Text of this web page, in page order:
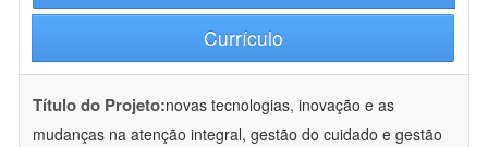
Currículo
Título do Projeto:novas tecnologias, inovação e as
mudanças na atenção integral, gestão do cuidado e gestão